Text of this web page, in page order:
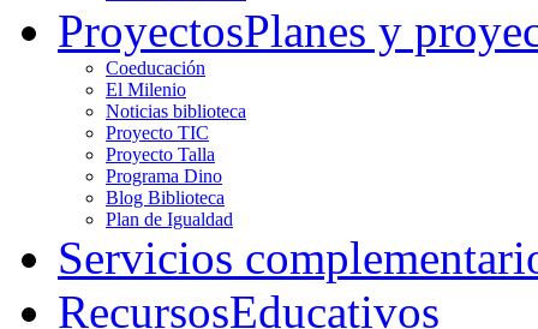
ProyectosPlanes y
Coeducación
El Milenio
Noticias biblioteca
Proyecto TIC
Proyecto Talla
Programa Dino
Blog Biblioteca
Plan de Igualdad
Servicios
RecursosEducativos